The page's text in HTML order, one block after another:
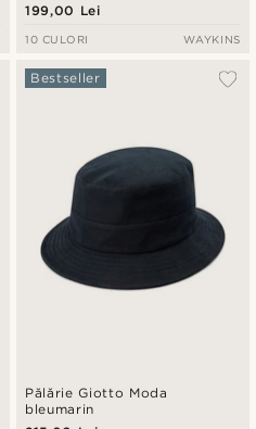
199,00 Lei
10 CULORI WAYKINS
Pălărie Giotto Moda
bleumarin
Bestseller